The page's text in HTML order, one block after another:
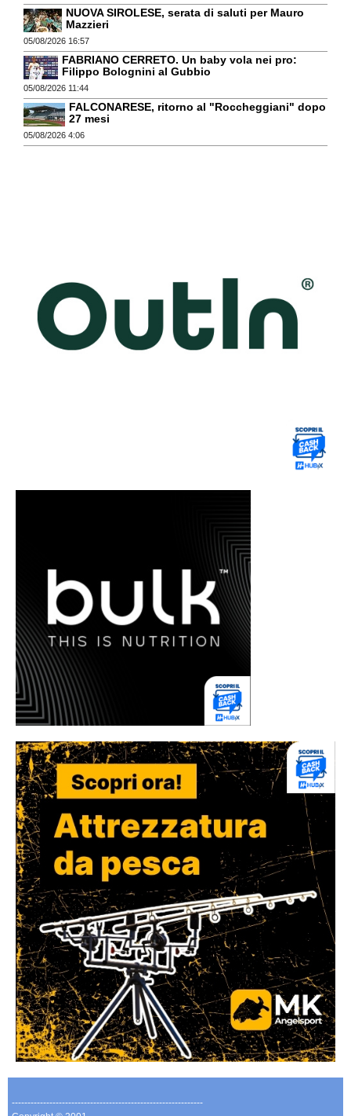
NUOVA SIROLESE, serata di saluti per Mauro
Mazzieri
05/08/2026 16:57
FABRIANO CERRETO. Un baby vola nei pro:
Filippo Bolognini al Gubbio
05/08/2026 11:44
FALCONARESE, ritorno al "Roccheggiani" dopo
27 mesi
05/08/2026 4:06
-------------------------------------------------------------